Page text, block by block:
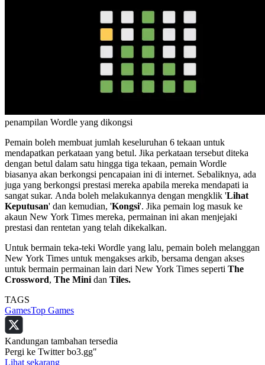
penampilan Wordle yang dikongsi
Pemain boleh membuat jumlah keseluruhan 6 tekaan untuk
mendapatkan perkataan yang betul. Jika perkataan tersebut diteka
dengan betul dalam satu hingga tiga tekaan, pemain Wordle
biasanya akan berkongsi pencapaian ini di internet. Sebaliknya, ada
juga yang berkongsi prestasi mereka apabila mereka mendapati ia
sangat sukar. Anda boleh melakukannya dengan mengklik 'Lihat
Keputusan' dan kemudian, 'Kongsi'. Jika pemain log masuk ke
akaun New York Times mereka, permainan ini akan menjejaki
prestasi dan rentetan yang telah dikekalkan.
Untuk bermain teka-teki Wordle yang lalu, pemain boleh melanggan
New York Times untuk mengakses arkib, bersama dengan akses
untuk bermain permainan lain dari New York Times seperti The
Crossword, The Mini dan Tiles.
TAGS
GamesTop Games
Kandungan tambahan tersedia
Pergi ke Twitter bo3.gg"
Lihat sekarang